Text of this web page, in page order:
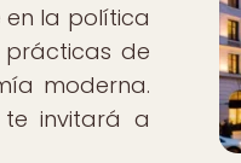
la política
prácticas de
moderna.
te invitará a